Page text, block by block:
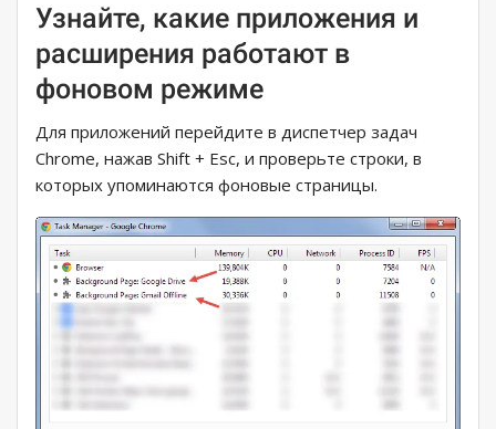
Узнайте, какие приложения и
расширения работают в
фоновом режиме
Для приложений перейдите в диспетчер задач
Chrome, нажав Shift + Esc, и проверьте строки, в
которых упоминаются фоновые страницы.